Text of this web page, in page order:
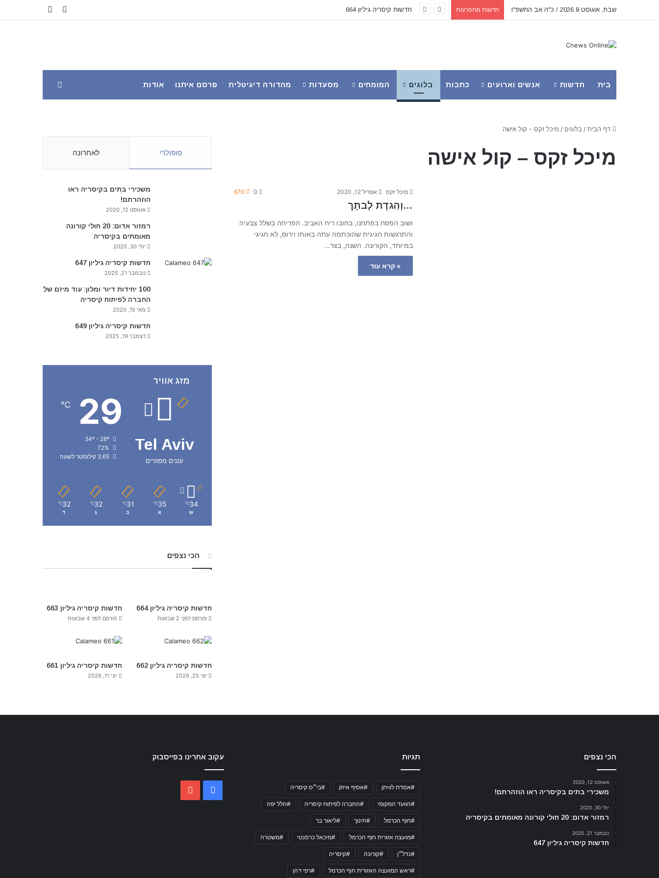
שבת, אוגוסט 8 2026 / כ"ה אב התשפ"ו חדשות מתפרצות חדשות קיסריה גיליון 664 Facebook
בית חדשות אנשים וארועים כתבות בלוגים המומחים מסעדות מהדורה דיגיטלית פרסם איתנו אודות
דף הבית/ בלוגים / מיכל זקס - קול אישה
מיכל זקס – קול אישה
מיכל זקס אפריל 12, 2020 0
670
…וְהִגדְת לְבתֵך
ושוב הפסח בפתחנו, בחובו ריח האביב. הפריחה בשלל צבעיה
והתרגשות חגיגית שהוכתמה עתה באותו וירוס, לא חגיגי
במיוחד, הקורונה. השנה, בצר…
» קרא עוד
פופולרי לאחרונה
משכירי בתים בקיסריה ראו
הוזהרתם!
אוגוסט 12, 2020
רמזור אדום: 20 חולי קורונה
מאומתים בקיסריה
יולי 30, 2020
חדשות קיסריה גיליון 647
נובמבר 21, 2025
100 יחידות דיור ומלון: עוד מיזם של
החברה לפיתוח קיסריה
מאי 15, 2020
חדשות קיסריה גיליון 649
דצמבר 19, 2025
מזג אוויר
Tel Aviv
עננים מפוזרים
29
℃
72%
3.65 קילומטר לשעה
34
℃
ש
35
℃
א
31
℃
ב
32
℃
ג
32
℃
ד
הכי נצפים
חדשות קיסריה גיליון 664
פורסם לפני 2 שבועות
חדשות קיסריה גיליון 663
פורסם לפני 4 שבועות
חדשות קיסריה גיליון 662
יוני 25, 2026
חדשות קיסריה גיליון 661
יוני 11, 2026
הכי נצפים
אוגוסט 12, 2020
משכירי בתים בקיסריה ראו הוזהרתם!
יולי 30, 2020
רמזור אדום: 20 חולי קורונה מאומתים בקיסריה
נובמבר 21, 2025
חדשות קיסריה גיליון 647
תגיות
#אסדת לוויתן #אסיף איזק #בי״ס קיסריה
#הוועד המקומי #החברה לפיתוח קיסריה #הלל יפה
#חוף הכרמל #חינוך #ליאור בר
#מועצה אזורית חוף הכרמל #מיכאל כרסנטי #משטרה
#נדל״ן #קורונה #קיסריה
#ראש המועצה האזורית חוף הכרמל #רפי דהן
עקוב אחרינו בפייסבוק
Facebook